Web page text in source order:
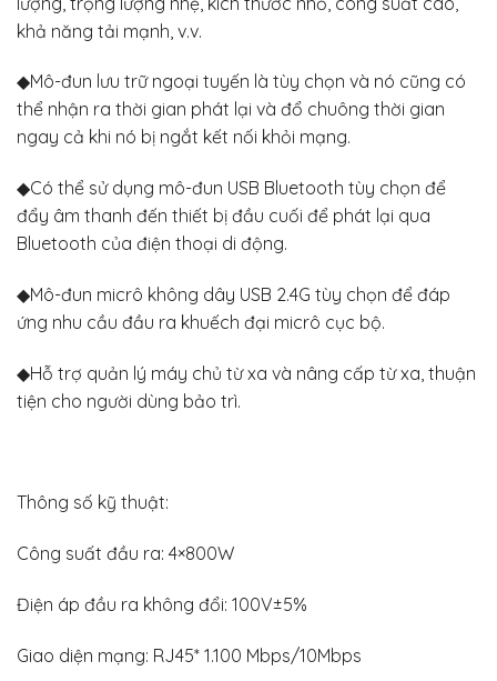
khả năng tải mạnh, v.v.
◆Mô-đun lưu trữ ngoại tuyến là tùy chọn và nó cũng có
thể nhận ra thời gian phát lại và đổ chuông thời gian
ngay cả khi nó bị ngắt kết nối khỏi mạng.
◆Có thể sử dụng mô-đun USB Bluetooth tùy chọn để
đẩy âm thanh đến thiết bị đầu cuối để phát lại qua
Bluetooth của điện thoại di động.
◆Mô-đun micrô không dây USB 2.4G tùy chọn để đáp
ứng nhu cầu đầu ra khuếch đại micrô cục bộ.
◆Hỗ trợ quản lý máy chủ từ xa và nâng cấp từ xa, thuận
tiện cho người dùng bảo trì.
Thông số kỹ thuật:
Công suất đầu ra: 4×800W
Điện áp đầu ra không đổi: 100V±5%
Giao diện mạng: RJ45* 1.100 Mbps/10Mbps